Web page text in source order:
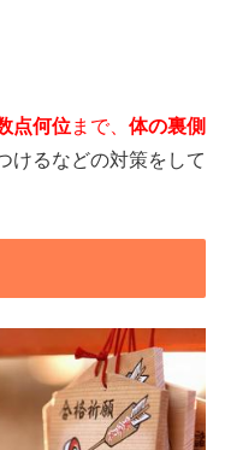
点何位まで、 体の裏側
けるなどの対策をして